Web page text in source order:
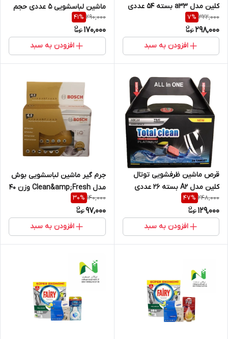
کلین مدل a33 بسته 54 عددی
322,000
7%
298,000
افزودن به سبد
ماشین لباسشویی 5 عددی حجم
200 گرم
290,000
41%
170,000
افزودن به سبد
قرص ماشین ظرفشویی توتال
کلین مدل A2 بسته 26 عددی
248,000
47%
129,000
افزودن به سبد
جرم گیر ماشین لباسشویی بوش
مدل Clean&amp;Fresh وزن 40
گرم
140,000
30%
97,000
افزودن به سبد